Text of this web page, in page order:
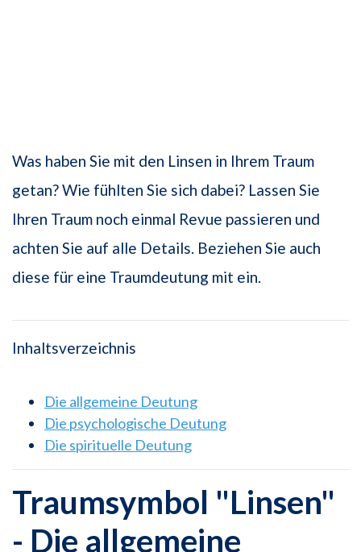
Was haben Sie mit den Linsen in Ihrem Traum
getan? Wie fühlten Sie sich dabei? Lassen Sie
Ihren Traum noch einmal Revue passieren und
achten Sie auf alle Details. Beziehen Sie auch
diese für eine Traumdeutung mit ein.
Inhaltsverzeichnis
Die allgemeine Deutung
Die psychologische Deutung
Die spirituelle Deutung
Traumsymbol "Linsen"
- Die allgemeine